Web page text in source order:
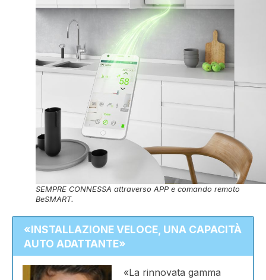
SEMPRE CONNESSA attraverso APP e comando remoto
BeSMART.
«INSTALLAZIONE VELOCE, UNA CAPACITÀ
AUTO ADATTANTE»
«La rinnovata gamma